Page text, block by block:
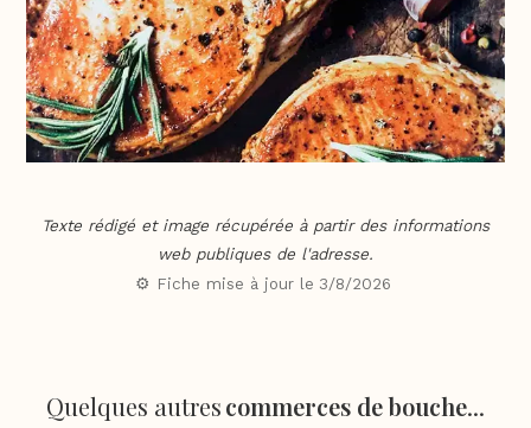
Texte rédigé et image récupérée à partir des informations
web publiques de l'adresse.
⚙️ Fiche mise à jour le 3/8/2026
Quelques autrescommerces de bouche...